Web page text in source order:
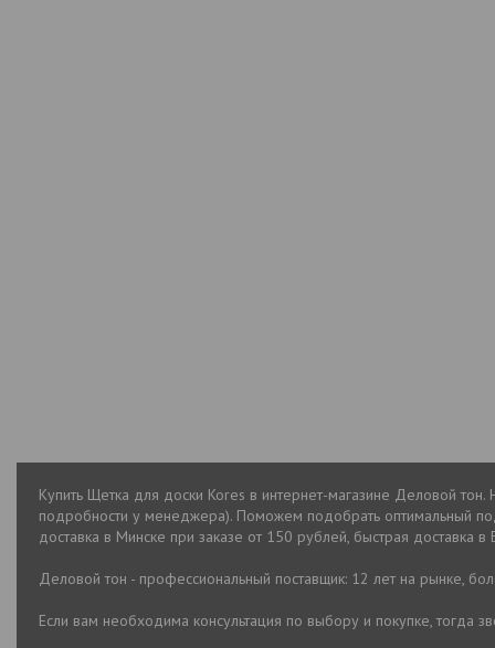
Купить Щетка для доски Kores в интернет-магазине Деловой
подробности у менеджера). Поможем подобрать оптимальный
доставка в Минске при заказе от 150 рублей, быстрая доставка
Деловой тон - профессиональный поставщик: 12 лет на рынке,
Если вам необходима консультация по выбору и покупке,